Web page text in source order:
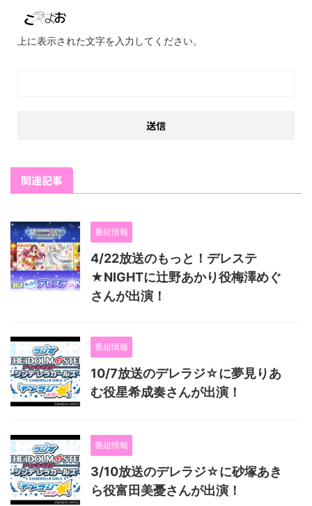
上に表示された文字を入力してください。
関連記事
番組情報
4/22放送のもっと！デレステ
★NIGHTに辻野あかり役梅澤めぐ
さんが出演！
番組情報
10/7放送のデレラジ☆に夢見りあ
む役星希成奏さんが出演！
番組情報
3/10放送のデレラジ☆に砂塚あき
ら役富田美憂さんが出演！